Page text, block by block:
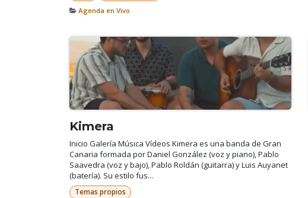
Agenda en Vivo
Kimera
Inicio Galería Música Vídeos Kimera es una banda de Gran
Canaria formada por Daniel González (voz y piano), Pablo
Saavedra (voz y bajo), Pablo Roldán (guitarra) y Luis Auyanet
(batería). Su estilo fus...
Temas propios